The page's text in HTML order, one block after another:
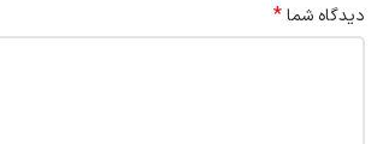
دیدگاه شما*